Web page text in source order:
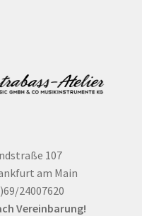
107
am Main
24007620
Vereinbarung!